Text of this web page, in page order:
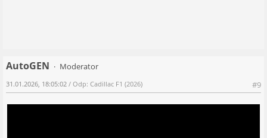
AutoGEN
Moderator
#9
31.01.2026, 18:05:02 / Odp: Cadillac F1 (2026)